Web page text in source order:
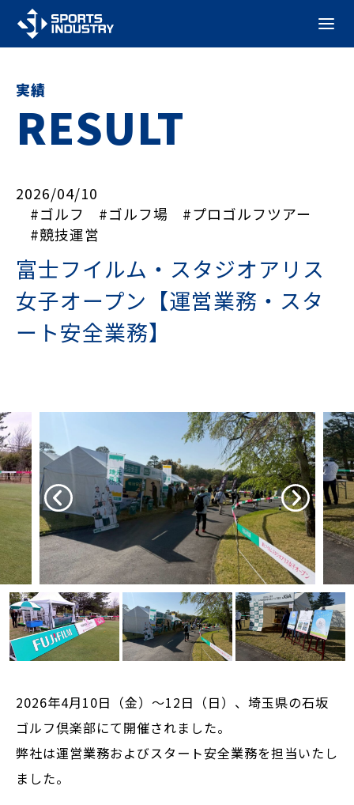
実績
RESULT
2026/04/10
#ゴルフ
#ゴルフ場
#プロゴルフツアー
#競技運営
富士フイルム・スタジオアリス
女子オープン【運営業務・スタ
ート安全業務】
2026年4月10日（金）～12日（日）、埼玉県の石坂
ゴルフ倶楽部にて開催されました。
弊社は運営業務およびスタート安全業務を担当いたし
ました。